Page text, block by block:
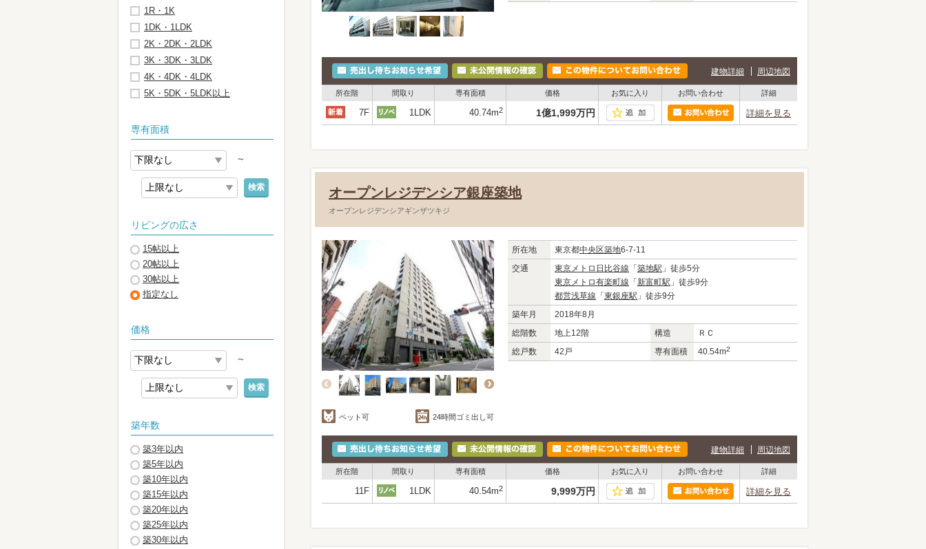
1R・1K
1DK・1LDK
2K・2DK・2LDK
3K・3DK・3LDK
4K・4DK・4LDK
5K・5DK・5LDK以上
専有面積
～
検索
リビングの広さ
15帖以上
20帖以上
30帖以上
指定なし
価格
～
検索
築年数
築3年以内
築5年以内
築10年以内
築15年以内
築20年以内
築25年以内
築30年以内
建物詳細 周辺地図
所在階 間取り 専有面積 価格 お気に入り お問い合わせ 詳細
7F 1LDK 40.74m2 1億1,999万円 詳細を見る
オープンレジデンシア銀座築地
オープンレジデンシアギンザツキジ
所在地 東京都中央区築地6-7-11
交通
東京メトロ日比谷線 「 築地駅 」徒歩5分
東京メトロ有楽町線 「 新富町駅 」徒歩9分
都営浅草線 「 東銀座駅 」徒歩9分
築年月
2018年8月
総階数
地上12階 構造
ＲＣ
総戸数
42戸 専有面積 40.54m2
ペット可 24時間ゴミ出し可
建物詳細 周辺地図
所在階 間取り 専有面積 価格 お気に入り お問い合わせ 詳細
11F 1LDK 40.54m2 9,999万円 詳細を見る